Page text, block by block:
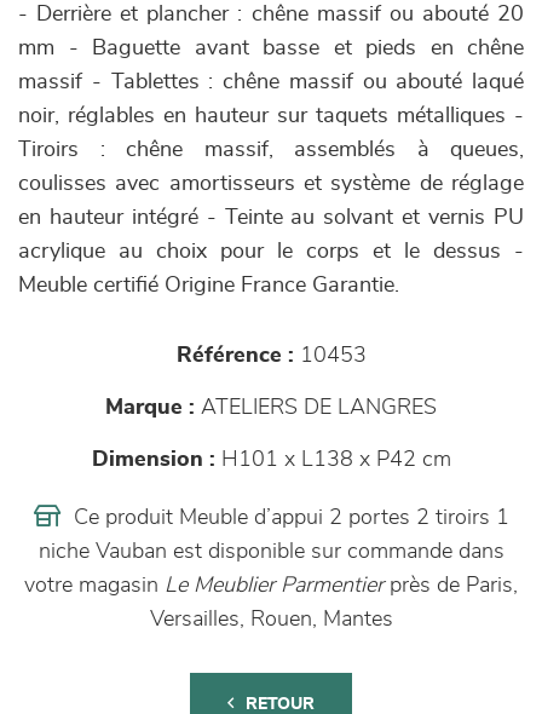
- Derrière et plancher : chêne massif ou abouté 20
mm - Baguette avant basse et pieds en chêne
massif - Tablettes : chêne massif ou abouté laqué
noir, réglables en hauteur sur taquets métalliques -
Tiroirs : chêne massif, assemblés à queues,
coulisses avec amortisseurs et système de réglage
en hauteur intégré - Teinte au solvant et vernis PU
acrylique au choix pour le corps et le dessus -
Meuble certifié Origine France Garantie.
Référence : 10453
Marque : ATELIERS DE LANGRES
Dimension : H101 x L138 x P42 cm
Ce produit Meuble d’appui 2 portes 2 tiroirs 1
niche Vauban est disponible sur commande dans
votre magasin Le Meublier Parmentierprès de Paris,
Versailles, Rouen, Mantes
RETOUR